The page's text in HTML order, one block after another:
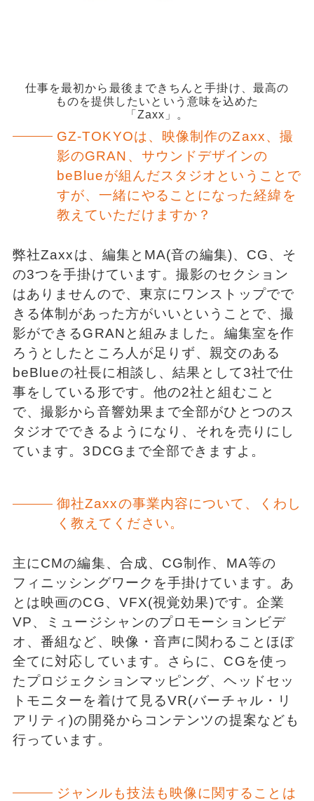
仕事を最初から最後まできちんと手掛け、最高の
ものを提供したいという意味を込めた
「Zaxx」。
GZ-TOKYOは、映像制作のZaxx、撮
影のGRAN、サウンドデザインの
beBlueが組んだスタジオということで
すが、一緒にやることになった経緯を
教えていただけますか？
弊社Zaxxは、編集とMA(音の編集)、CG、そ
の3つを手掛けています。撮影のセクション
はありませんので、東京にワンストップでで
きる体制があった方がいいということで、撮
影ができるGRANと組みました。編集室を作
ろうとしたところ人が足りず、親交のある
beBlueの社長に相談し、結果として3社で仕
事をしている形です。他の2社と組むこと
で、撮影から音響効果まで全部がひとつのス
タジオでできるようになり、それを売りにし
ています。3DCGまで全部できますよ。
御社Zaxxの事業内容について、くわし
く教えてください。
主にCMの編集、合成、CG制作、MA等の
フィニッシングワークを手掛けています。あ
とは映画のCG、VFX(視覚効果)です。企業
VP、ミュージシャンのプロモーションビデ
オ、番組など、映像・音声に関わることほぼ
全てに対応しています。さらに、CGを使っ
たプロジェクションマッピング、ヘッドセッ
トモニターを着けて見るVR(バーチャル・リ
アリティ)の開発からコンテンツの提案なども
行っています。
ジャンルも技法も映像に関することは